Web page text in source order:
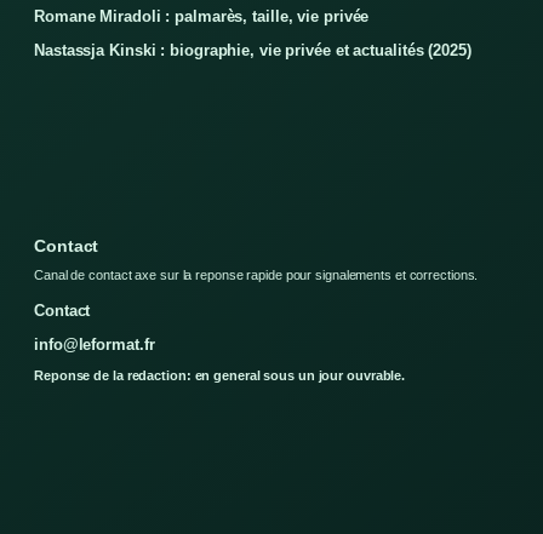
Romane Miradoli : palmarès, taille, vie privée
Nastassja Kinski : biographie, vie privée et actualités (2025)
Contact
Canal de contact axe sur la reponse rapide pour signalements et corrections.
Contact
info@leformat.fr
Reponse de la redaction: en general sous un jour ouvrable.